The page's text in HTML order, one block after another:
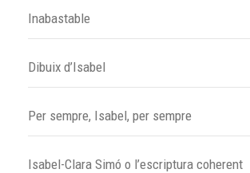
Inabastable
Dibuix d’Isabel
Per sempre, Isabel, per sempre
Isabel-Clara Simó o l’escriptura coherent